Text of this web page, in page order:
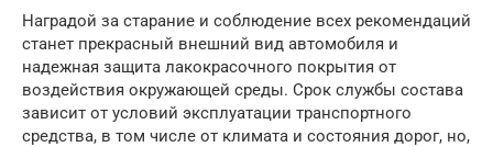
Наградой за старание и соблюдение всех рекомендаций
станет прекрасный внешний вид автомобиля и
надежная защита лакокрасочного покрытия от
воздействия окружающей среды. Срок службы состава
зависит от условий эксплуатации транспортного
средства, в том числе от климата и состояния дорог, но,